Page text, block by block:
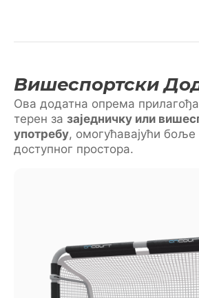
Вишеспортски
Ова додатна опрема
терен за заједничку или
употребу, омогућавајући
доступног простора.